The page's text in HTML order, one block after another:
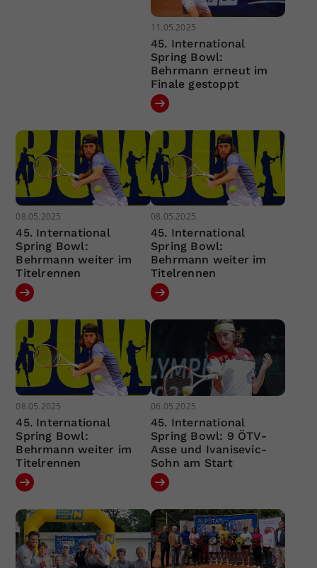
11.05.2025
45. International
Spring Bowl:
Behrmann erneut im
Finale gestoppt
08.05.2025
45. International
Spring Bowl:
Behrmann weiter im
Titelrennen
08.05.2025
45. International
Spring Bowl:
Behrmann weiter im
Titelrennen
08.05.2025
45. International
Spring Bowl:
Behrmann weiter im
Titelrennen
06.05.2025
45. International
Spring Bowl: 9 ÖTV-
Asse und Ivanisevic-
Sohn am Start